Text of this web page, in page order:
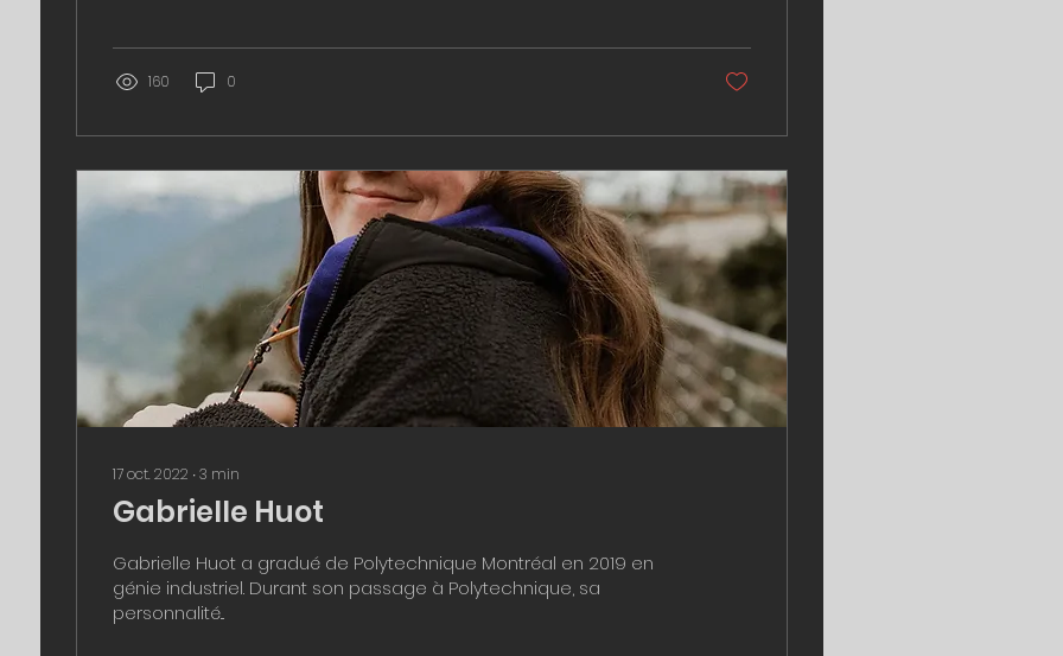
160 0
17 oct. 2022 ∙3 min
Gabrielle Huot
Gabrielle Huot a gradué de Polytechnique Montréal en 2019 en
génie industriel. Durant son passage à Polytechnique, sa
personnalité...